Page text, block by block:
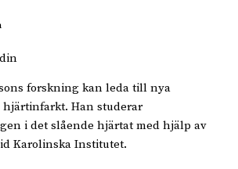
forskning kan leda till nya
Han studerar
i det slående hjärtat med hjälp av
Karolinska Institutet.